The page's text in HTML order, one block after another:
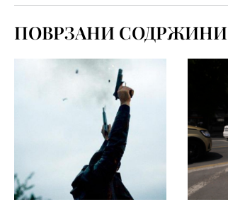
ПОВРЗАНИ СОДРЖИНИ